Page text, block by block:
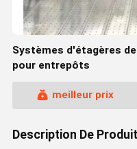
Systèmes d'étagères
pour entrepôts
meilleur prix
Description De Produit